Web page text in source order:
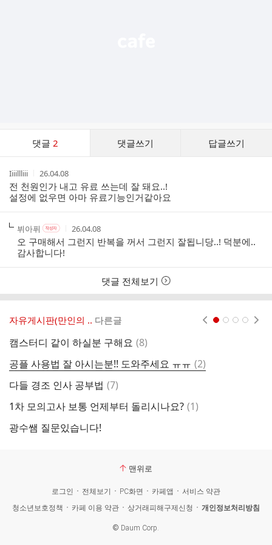
댓글 2 댓글쓰기 답글쓰기
트
작
성
자
Iiiillliii
작
성
시
간
26.04.08
전 천원인가 내고 유료 쓰는데 잘 돼요..!
설정에 없우면 아마 유료기능인거같아요
작
성
자
뷔아퓌 작
성
자
본
인
작
성
자
작
성
시
26.04.08
오 구매해서 그런지 반복을 꺼서 그런지 잘됩니당..! 덕분에..
감사합니다!
댓글 전체보기
자유게시판(만인의 .. 다른글
캠스터디 같이 하실분 구해요 댓
(8)
공플 사용법 잘 아시는분!! 도와주세요 ㅠㅠ 댓
글
(2)
다들 경조 인사 공부법 댓
(7)
1차 모의고사 보통 언제부터 돌리시나요? 댓
(1)
광수쌤 질문있습니다!
맨위로
로그인 전체보기 PC화면 카페앱
서비스 약관
청소년보호정책
카페 이용 약관 상거래피해구제신청 개인정보처리방침
© Daum Corp.